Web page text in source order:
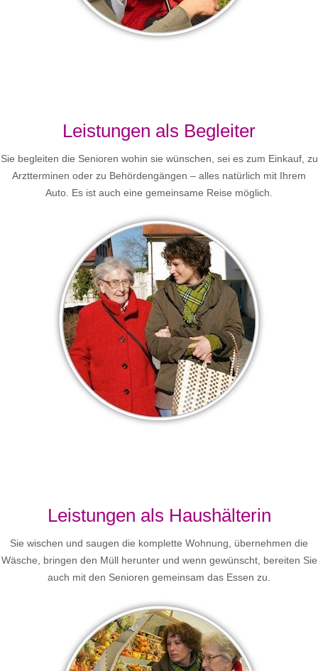
Leistungen als Begleiter
Sie begleiten die Senioren wohin sie wünschen, sei es zum Einkauf, zu
Arztterminen oder zu Behördengängen – alles natürlich mit Ihrem
Auto. Es ist auch eine gemeinsame Reise möglich.
Leistungen als Haushälterin
Sie wischen und saugen die komplette Wohnung, übernehmen die
Wäsche, bringen den Müll herunter und wenn gewünscht, bereiten Sie
auch mit den Senioren gemeinsam das Essen zu.